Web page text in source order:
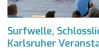
Surfwelle,
Karlsruher